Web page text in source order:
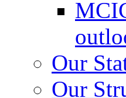
Our
Our